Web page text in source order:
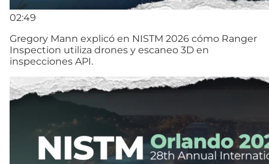
02:49
Gregory Mann explicó en NISTM 2026 cómo Ranger
Inspection utiliza drones y escaneo 3D en
inspecciones API.